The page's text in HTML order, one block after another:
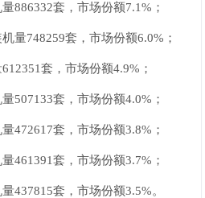
886332套，市场份额7.1%；
量748259套，市场份额6.0%；
套，市场份额4.9%；
507133套，市场份额4.0%；
472617套，市场份额3.8%；
461391套，市场份额3.7%；
437815套，市场份额3.5%。